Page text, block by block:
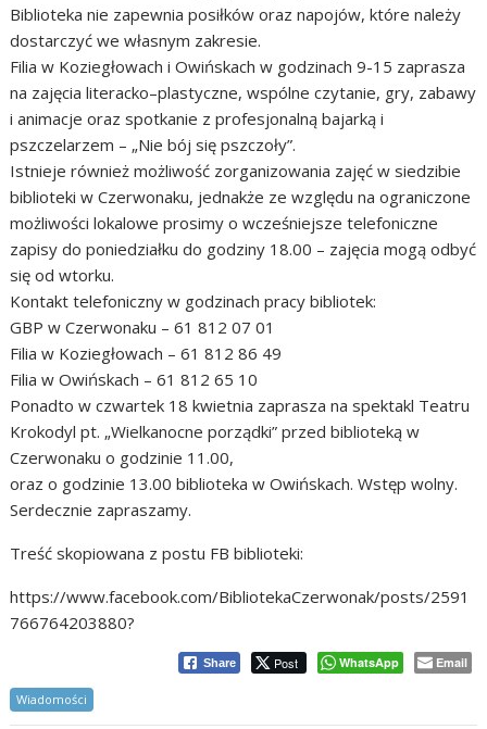
Biblioteka nie zapewnia posiłków oraz napojów, które należy
dostarczyć we własnym zakresie.
Filia w Koziegłowach i Owińskach w godzinach 9-15 zaprasza
na zajęcia literacko–plastyczne, wspólne czytanie, gry, zabawy
i animacje oraz spotkanie z profesjonalną bajarką i
pszczelarzem – „Nie bój się pszczoły”.
Istnieje również możliwość zorganizowania zajęć w siedzibie
biblioteki w Czerwonaku, jednakże ze względu na ograniczone
możliwości lokalowe prosimy o wcześniejsze telefoniczne
zapisy do poniedziałku do godziny 18.00 – zajęcia mogą odbyć
się od wtorku.
Kontakt telefoniczny w godzinach pracy bibliotek:
GBP w Czerwonaku – 61 812 07 01
Filia w Koziegłowach – 61 812 86 49
Filia w Owińskach – 61 812 65 10
Ponadto w czwartek 18 kwietnia zaprasza na spektakl Teatru
Krokodyl pt. „Wielkanocne porządki” przed biblioteką w
Czerwonaku o godzinie 11.00,
oraz o godzinie 13.00 biblioteka w Owińskach. Wstęp wolny.
Serdecznie zapraszamy.
Treść skopiowana z postu FB biblioteki:
https://www.facebook.com/BibliotekaCzerwonak/posts/2591
766764203880?
Share Post WhatsApp Email
Wiadomości